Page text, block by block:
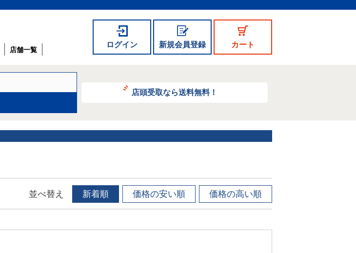
ログイン 新規会員登録 カート
店舗一覧
店頭受取なら送料無料！
並べ替え 新着順 価格の安い順 価格の高い順